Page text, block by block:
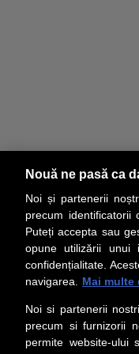
Nouă ne pasă ca
Noi și partenerii
precum identificatorii
Puteți accepta sau
opune utilizării
confidențialitate.
navigarea.
Mai multe
Noi si partenerii
precum si furnizorii
permite website-ului